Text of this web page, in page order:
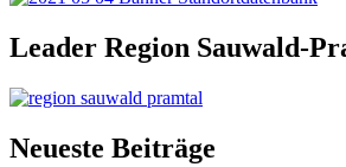
Leader Region Sauwald-
Neueste Beiträge